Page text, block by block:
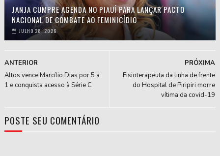
JANJA CUMPRE AGENDA NO PIAUÍ PARA LANÇAR PACTO
NACIONAL DE COMBATE AO FEMINICÍDIO
JULHO 28, 2026
PRÓXIMA
Fisioterapeuta da linha de frente
do Hospital de Piripiri morre
vítima da covid-19
ANTERIOR
Altos vence Marcílio Dias por 5 a
1 e conquista acesso à Série C
POSTE SEU COMENTÁRIO